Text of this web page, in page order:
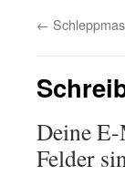
←
Deine
Felder